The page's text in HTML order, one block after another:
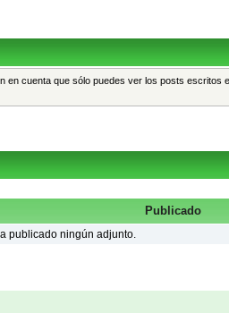
cuenta que sólo puedes ver los posts escritos
Publicado
publicado ningún adjunto.